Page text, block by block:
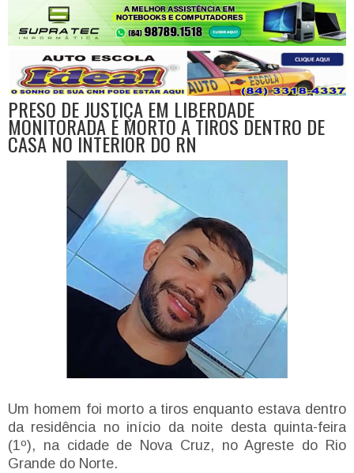
PRESO DE JUSTIÇA EM LIBERDADE
MONITORADA É MORTO A TIROS DENTRO DE
CASA NO INTERIOR DO RN
Um homem foi morto a tiros enquanto estava dentro
da residência no início da noite desta quinta-feira
(1º), na cidade de Nova Cruz, no Agreste do Rio
Grande do Norte.